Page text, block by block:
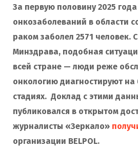
За первую половину 2025
онкозаболеваний в области
раком заболел 2571 человек.
Минздрава, подобная
всей стране — люди реже
онкологию диагностируют на
стадиях. Доклад с этими
публиковался в открытом
журналисты «Зеркало»
организации BELPOL.